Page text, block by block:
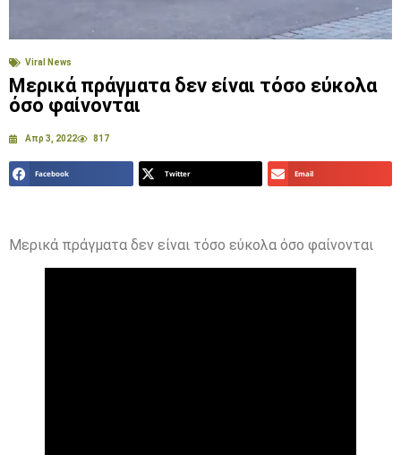
Viral News
Μερικά πράγματα δεν είναι τόσο εύκολα
όσο φαίνονται
Απρ 3, 2022 817
Facebook Twitter Email
Μερικά πράγματα δεν είναι τόσο εύκολα όσο φαίνονται